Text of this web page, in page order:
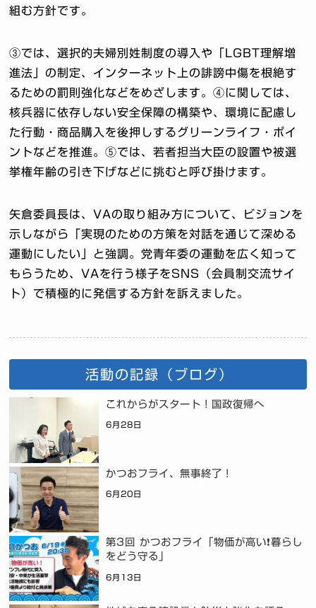
組む方針です。
③では、選択的夫婦別姓制度の導入や「LGBT理解増
進法」の制定、インターネット上の誹謗中傷を根絶す
るための罰則強化などをめざします。④に関しては、
核兵器に依存しない安全保障の構築や、環境に配慮し
た行動・商品購入を後押しするグリーンライフ・ポイ
ントなどを推進。⑤では、若者担当大臣の設置や被選
挙権年齢の引き下げなどに挑むと呼び掛けます。
矢倉委員長は、VAの取り組み方について、ビジョンを
示しながら「実現のための方策を対話を通じて深める
運動にしたい」と強調。党青年委の運動を広く知って
もらうため、VAを行う様子をSNS（会員制交流サイ
ト）で積極的に発信する方針を訴えました。
活動の記録（ブログ）
これからがスタート！国政復帰へ
6月28日
かつおフライ、無事終了！
6月20日
第3回 かつおフライ「物価が高い❗暮らし
をどう守る」
6月13日